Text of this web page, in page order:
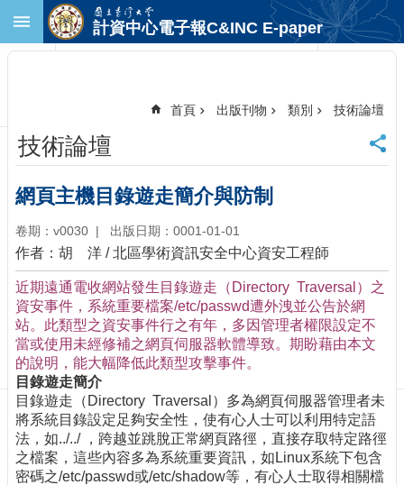
跳到主要內容區塊
首
頁
臺
大
首
頁
計
中
首
頁
聯
絡
資
訊
閱/
取
計資中心電子報C&INC E-paper
首頁 出版刊物 類別 技術論壇
技術論壇
網頁主機目錄遊走簡介與防制
卷期：v0030 出版日期：0001-01-01
作者：胡 洋 / 北區學術資訊安全中心資安工程師
近期遠通電收網站發生目錄遊走（Directory Traversal）之
資安事件，系統重要檔案/etc/passwd遭外洩並公告於網
站。此類型之資安事件行之有年，多因管理者權限設定不
當或使用未經修補之網頁伺服器軟體導致。期盼藉由本文
的說明，能大幅降低此類型攻擊事件。
目錄遊走簡介
目錄遊走（Directory Traversal）多為網頁伺服器管理者未
將系統目錄設定足夠安全性，使有心人士可以利用特定語
法，如../../ ，跨越並跳脫正常網頁路徑，直接存取特定路徑
之檔案，這些內容多為系統重要資訊，如Linux系統下包含
密碼之/etc/passwd或/etc/shadow等，有心人士取得相關檔